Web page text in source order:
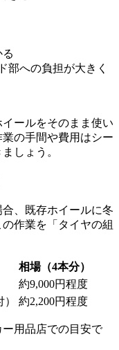
部への負担が大きく
ールをそのまま使い
の手間や費用はシー
しょう。
、既存ホイールに冬
作業を「タイヤの組
相場（4本分）
約9,000円程度
約2,200円程度
用品店での目安で